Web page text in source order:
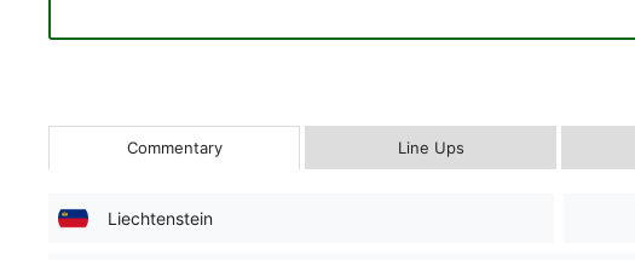
Commentary Line Ups
Liechtenstein